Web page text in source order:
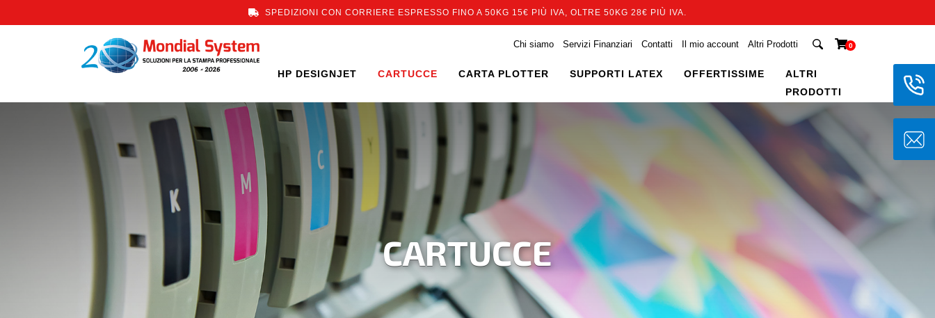
SPEDIZIONI CON CORRIERE ESPRESSO FINO A 50KG 15€ PIÙ IVA, OLTRE 50KG 28€ PIÙ IVA.
0
Chi siamo Servizi Finanziari Contatti Il mio account Altri Prodotti
HP DESIGNJET CARTUCCE CARTA PLOTTER SUPPORTI LATEX OFFERTISSIME
ALTRI
PRODOTTI
CARTUCCE